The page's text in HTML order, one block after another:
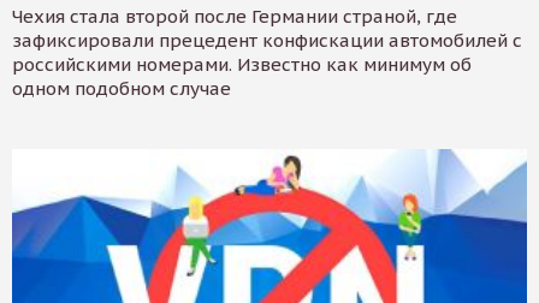
Чехия стала второй после Германии страной, где
зафиксировали прецедент конфискации автомобилей с
российскими номерами. Известно как минимум об
одном подобном случае